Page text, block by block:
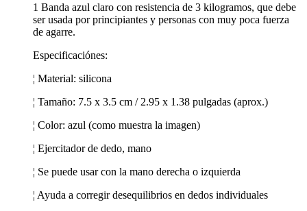
1 Banda azul claro con resistencia de 3 kilogramos, que debe
ser usada por principiantes y personas con muy poca fuerza
de agarre.
Especificaciónes:
¦ Material: silicona
¦ Tamaño: 7.5 x 3.5 cm / 2.95 x 1.38 pulgadas (aprox.)
¦ Color: azul (como muestra la imagen)
¦ Ejercitador de dedo, mano
¦ Se puede usar con la mano derecha o izquierda
¦ Ayuda a corregir desequilibrios en dedos individuales